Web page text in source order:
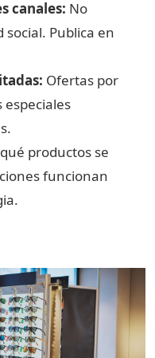
canales: No
Publica en
Ofertas por
productos se
funcionan